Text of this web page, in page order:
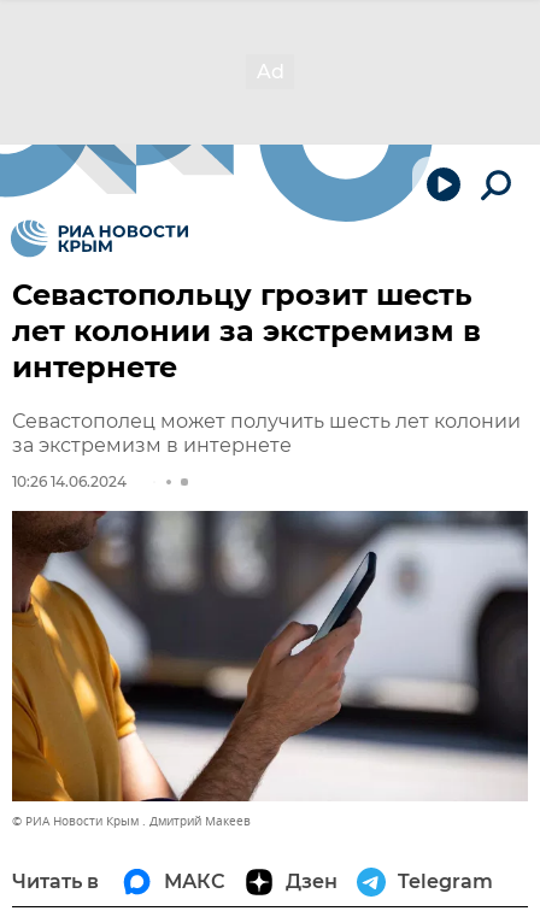
Севастопольцу грозит шесть
лет колонии за экстремизм в
интернете
Севастополец может получить шесть лет колонии
за экстремизм в интернете
10:26 14.06.2024
© РИА Новости Крым . Дмитрий Макеев
Читать в МАКС Дзен Telegram